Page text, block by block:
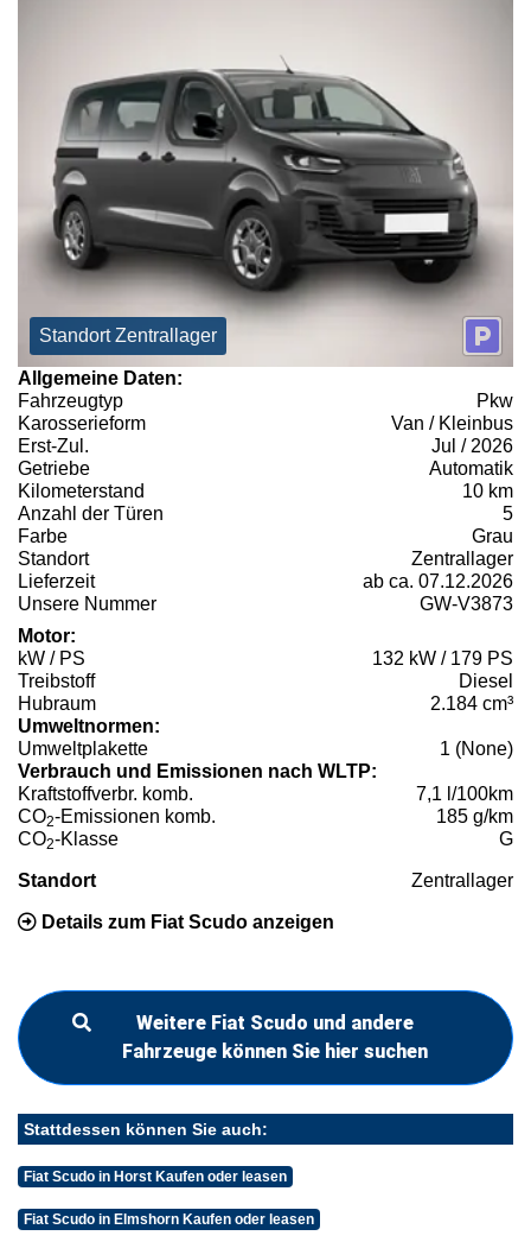
Standort Zentrallager
Allgemeine Daten:
Fahrzeugtyp
Pkw
Karosserieform
Van / Kleinbus
Erst-Zul.
Jul / 2026
Getriebe
Automatik
Kilometerstand
10 km
Anzahl der Türen
5
Farbe
Grau
Standort
Zentrallager
Lieferzeit
ab ca. 07.12.2026
Unsere Nummer
GW-V3873
Motor:
kW / PS
132 kW / 179 PS
Treibstoff
Diesel
Hubraum
2.184 cm³
Umweltnormen:
Umweltplakette
1 (None)
Verbrauch und Emissionen nach WLTP:
Kraftstoffverbr. komb.
7,1 l/100km
CO2-Emissionen komb.
185 g/km
CO2-Klasse G
Standort Zentrallager
Details zum Fiat Scudo anzeigen
Weitere Fiat Scudo und andere
Fahrzeuge können Sie hier suchen
Stattdessen können Sie auch:
Fiat Scudo in Horst Kaufen oder leasen
Fiat Scudo in Elmshorn Kaufen oder leasen